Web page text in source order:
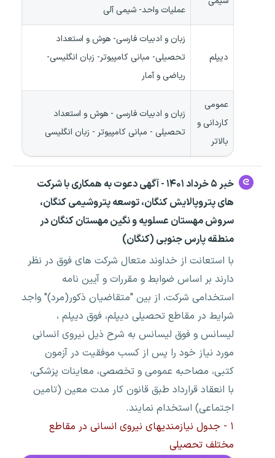
عملیات واحد- شیمی آلی
دیپلم
زبان و ادبیات فارسی- هوش و استعداد
تحصیلی- مبانی کامپیوتر- زبان انگلیسی-
ریاضی و آمار
عمومی
کاردانی و
بالاتر
زبان و ادبیات فارسی - هوش و استعداد
تحصیلی - مبانی کامپیوتر - زبان انگلیسی
خبر ۵ خرداد ۱۴۰۱ - آگهی دعوت به همکاری با شرکت
های پتروپالایش کنگان، توسعه پتروشیمی کنگان،
سروش مهستان عسلویه و نگین مهستان کنگان در
منطقه پارس جنوبی (کنگان)
با استعانت از خداوند متعال شرکت های فوق در نظر
دارند بر اساس ضوابط و مقررات و آیین نامه
استخدامی شرکت، از بین "متقاضیان ذکور(مرد)" واجد
شرایط در مقاطع تحصیلی دیپلم، فوق دیپلم ،
لیسانس و فوق لیسانس به شرح ذیل نیروی انسانی
مورد نیاز خود را پس از کسب موفقیت در آزمون
کتبی، مصاحبه عمومی و تخصصی، معاینات پزشکی،
با انعقاد قرارداد طبق قانون کار مدت معین (تامین
اجتماعی) استخدام نمایند.
۱ - جدول نیازمندیهای نیروی انسانی در مقاطع
مختلف تحصیلی